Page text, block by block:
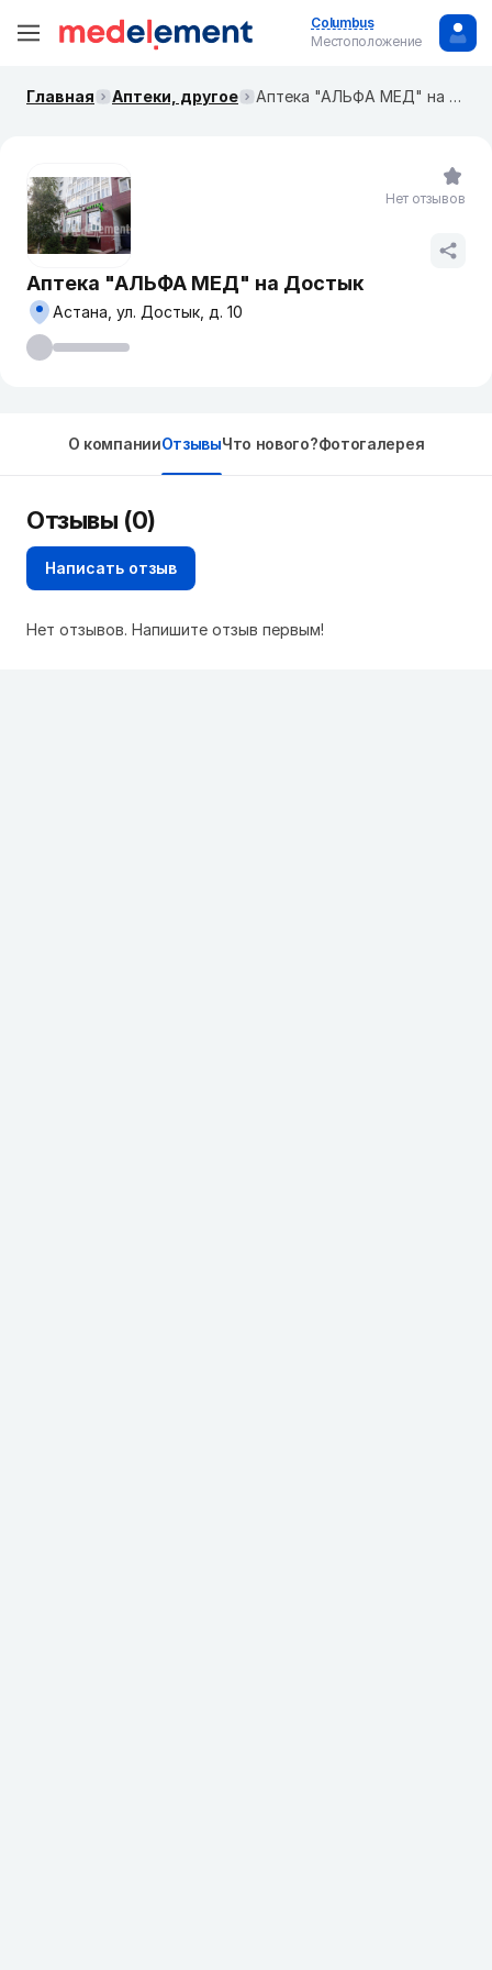
Columbus
Местоположение
Главная Аптеки, другое Аптека "АЛЬФА МЕД" на Достык
Аптека "АЛЬФА МЕД" на Достык
Астана, ул. Достык, д. 10
Нет отзывов
О компанииОтзывыЧто нового?Фотогалерея
Отзывы (0)
Написать отзыв
Нет отзывов. Напишите отзыв первым!